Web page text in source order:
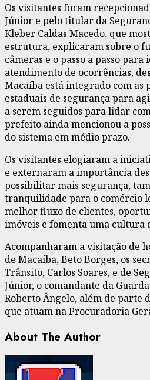
Os visitantes foram
Júnior e pelo titular da
Kleber Caldas Macedo, que
estrutura, explicaram sobre o
câmeras e o passo a passo para
atendimento de ocorrências,
Macaíba está integrado com as
estaduais de segurança para
a serem seguidos para lidar
prefeito ainda mencionou a
do sistema em médio prazo.
Os visitantes elogiaram a
e externaram a importância
possibilitar mais segurança,
tranquilidade para o comércio
melhor fluxo de clientes,
imóveis e fomenta uma cultura
Acompanharam a visitação de
de Macaíba, Beto Borges, os
Trânsito, Carlos Soares, e de
Júnior, o comandante da
Roberto Ângelo, além de parte
que atuam na Procuradoria
About The Author